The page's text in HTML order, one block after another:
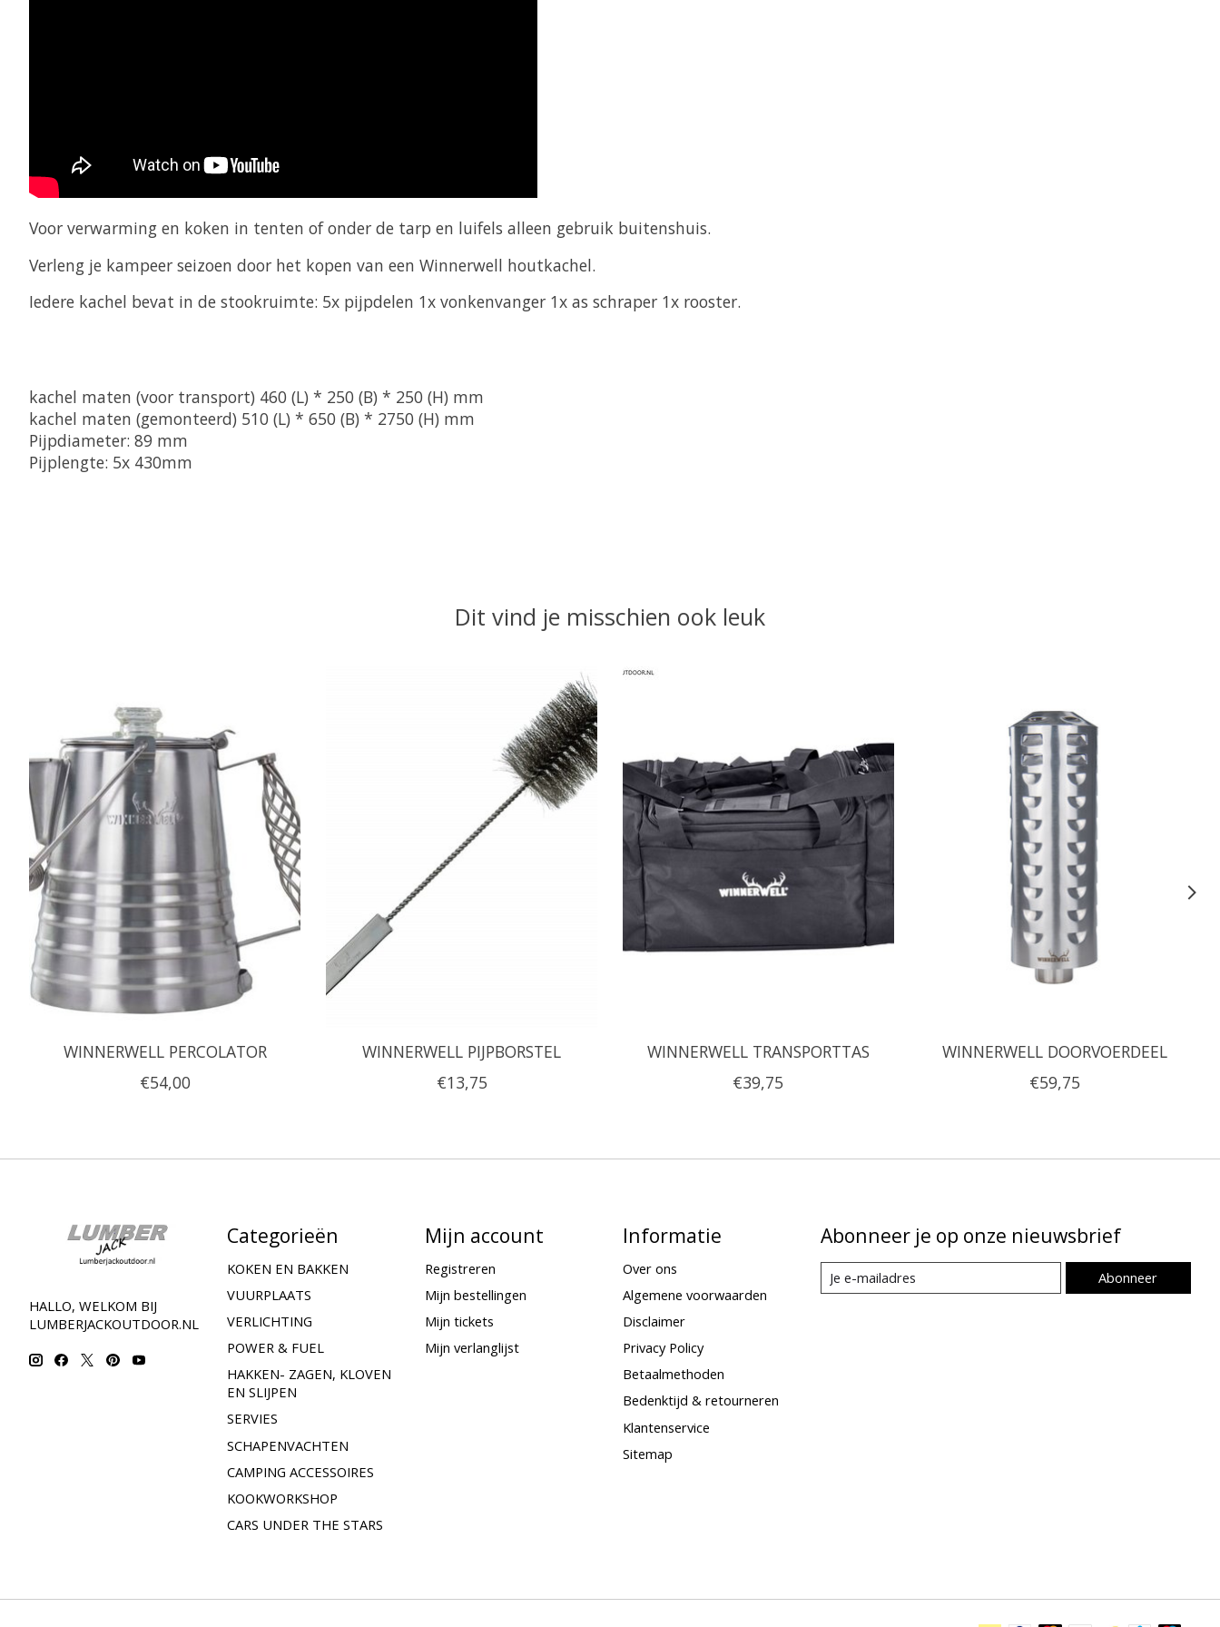
Voor verwarming en koken in tenten of onder de tarp en luifels alleen gebruik buitenshuis.
Verleng je kampeer seizoen door het kopen van een Winnerwell houtkachel.
Iedere kachel bevat in de stookruimte: 5x pijpdelen 1x vonkenvanger 1x as schraper 1x rooster.
kachel maten (voor transport) 460 (L) * 250 (B) * 250 (H) mm
kachel maten (gemonteerd) 510 (L) * 650 (B) * 2750 (H) mm
Pijpdiameter: 89 mm
Pijplengte: 5x 430mm
Dit vind je misschien ook leuk
WINNERWELL PERCOLATOR
€54,00
WINNERWELL PIJPBORSTEL
€13,75
WINNERWELL TRANSPORTTAS
€39,75
WINNERWELL DOORVOERDEEL
€59,75
HALLO, WELKOM BIJ
LUMBERJACKOUTDOOR.NL
Categorieën
KOKEN EN BAKKEN
VUURPLAATS
VERLICHTING
POWER & FUEL
HAKKEN- ZAGEN, KLOVEN
EN SLIJPEN
SERVIES
SCHAPENVACHTEN
CAMPING ACCESSOIRES
KOOKWORKSHOP
CARS UNDER THE STARS
Mijn account
Registreren
Mijn bestellingen
Mijn tickets
Mijn verlanglijst
Informatie
Over ons
Algemene voorwaarden
Disclaimer
Privacy Policy
Betaalmethoden
Bedenktijd & retourneren
Klantenservice
Sitemap
Abonneer je op onze nieuwsbrief
Abonneer